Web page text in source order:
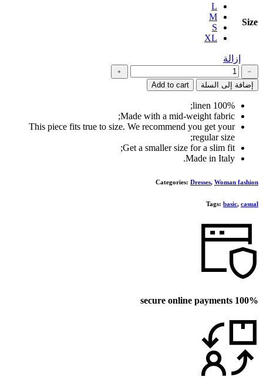
Size
L
M
S
XL
إزالة
كمية
Long
dress
﹣
﹢
إضافة إلى السلة
Add to cart
100% linen;
Made with a mid-weight fabric;
This piece fits true to size. We recommend you get your
regular size;
Get a smaller size for a slim fit;
Made in Italy.
Categories: Dresses, Woman fashion
Tags: basic, casual
100% secure online payments